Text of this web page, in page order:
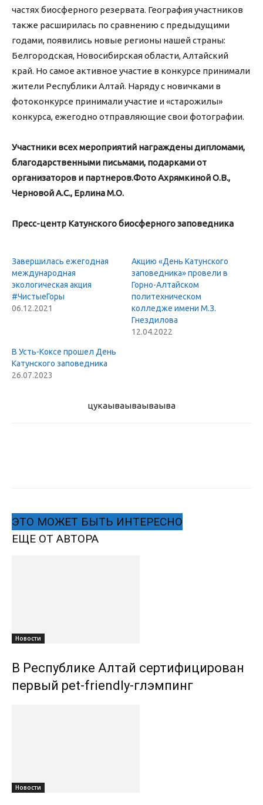
частях биосферного резервата. География участников
также расширилась по сравнению с предыдущими
годами, появились новые регионы нашей страны:
Белгородская, Новосибирская области, Алтайский
край. Но самое активное участие в конкурсе принимали
жители Республики Алтай. Наряду с новичками в
фотоконкурсе принимали участие и «старожилы»
конкурса, ежегодно отправляющие свои фотографии.
Участники всех мероприятий награждены дипломами,
благодарственными письмами, подарками от
организаторов и партнеров.Фото Ахрямкиной О.В.,
Черновой А.С., Ерлина М.О.
Пресс-центр Катунского биосферного заповедника
Завершилась ежегодная
международная
экологическая акция
#ЧистыеГоры
06.12.2021
Акцию «День Катунского
заповедника» провели в
Горно-Алтайском
политехническом
колледже имени М.З.
Гнездилова
12.04.2022
В Усть-Коксе прошел День
Катунского заповедника
26.07.2023
цукаываываываыва
ЭТО МОЖЕТ БЫТЬ ИНТЕРЕСНО
ЕЩЕ ОТ АВТОРА
Новости
В Республике Алтай сертифицирован
первый pet-friendly-глэмпинг
Новости